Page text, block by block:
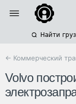
Найти
← Коммерческий
Volvo